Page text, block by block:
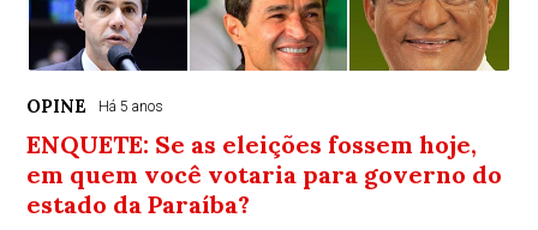
OPINE Há 5 anos
ENQUETE: Se as eleições fossem hoje,
em quem você votaria para governo do
estado da Paraíba?